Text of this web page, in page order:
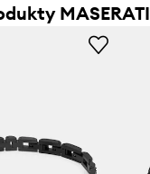
MASERATI